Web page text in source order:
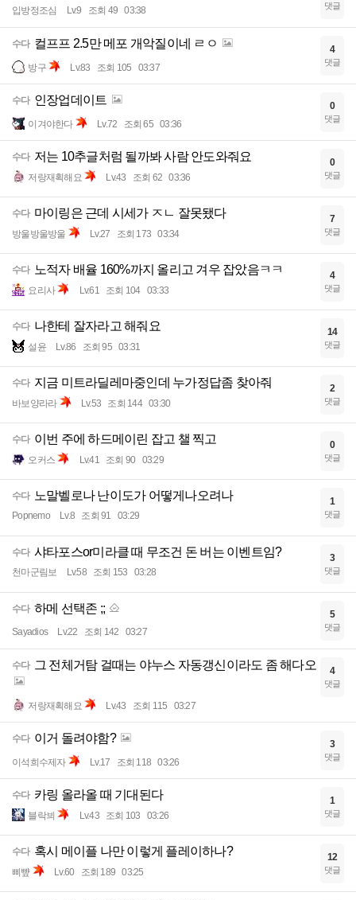
입방정조심 Lv.9 조회 49 03:38 댓글
수다 컬프프 2.5만 메포 개악질이네 ㄹㅇ
방구 Lv.83 조회 105 03:37
4
댓글
수다 인장업데이트
이겨야한다 Lv.72 조회 65 03:36
0
댓글
수다 저는 10추글처럼 될까봐 사람 안도와줘요
저랑재획해요 Lv.43 조회 62 03:36
0
댓글
수다 마이링은 근데 시세가 ㅈㄴ 잘못됐다
방울방울방울 Lv.27 조회 173 03:34
7
댓글
수다 노적자 배율 160%까지 올리고 겨우 잡았음ㅋㅋ
요리사 Lv.61 조회 104 03:33
4
댓글
수다 나한테 잘자라고 해줘요
설윤 Lv.86 조회 95 03:31
14
댓글
수다 지금 미트라딜레마중인데 누가정답좀 찾아줘
바보양라라 Lv.53 조회 144 03:30
2
댓글
수다 이번 주에 하드메이린 잡고 챌 찍고
오커스 Lv.41 조회 90 03:29
0
댓글
수다 노말벨로나 난이도가 어떻게나오려나
Popnemo Lv.8 조회 91 03:29
1
댓글
수다 샤타포스or미라클 때 무조건 돈 버는 이벤트임?
천마군림보 Lv.58 조회 153 03:28
3
댓글
수다 하메 선택존 ;;
Sayadios Lv.22 조회 142 03:27
5
댓글
수다 그 전체거탐 걸때는 야누스 자동갱신이라도 좀 해다오
저랑재획해요 Lv.43 조회 115 03:27
4
댓글
수다 이거 돌려야함?
이석희수제자 Lv.17 조회 118 03:26
3
댓글
수다 카링 올라올 때 기대된다
블락븨 Lv.43 조회 103 03:26
1
댓글
수다 혹시 메이플 나만 이렇게 플레이하나?
삐뺲 Lv.60 조회 189 03:25
12
댓글